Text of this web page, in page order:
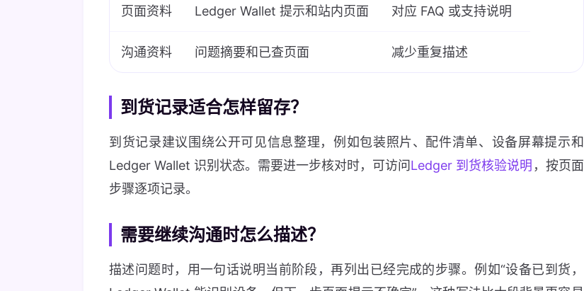
页面资料 Ledger Wallet 提示和站内页面 对应 FAQ 或支持说明
沟通资料 问题摘要和已查页面 减少重复描述
到货记录适合怎样留存？
到货记录建议围绕公开可见信息整理，例如包装照片、配件清单、设备屏幕提示和
Ledger Wallet 识别状态。需要进一步核对时，可访问Ledger 到货核验说明 ，按页面
步骤逐项记录。
需要继续沟通时怎么描述？
描述问题时，用一句话说明当前阶段，再列出已经完成的步骤。例如“设备已到货，